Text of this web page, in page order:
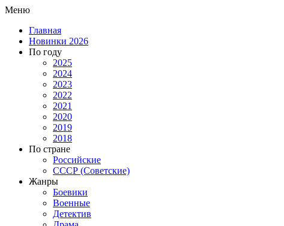
Меню
Главная
Новинки 2026
По году
2025
2024
2023
2022
2021
2020
2019
2018
По стране
Российские
СССР (Советские)
Жанры
Боевики
Военные
Детектив